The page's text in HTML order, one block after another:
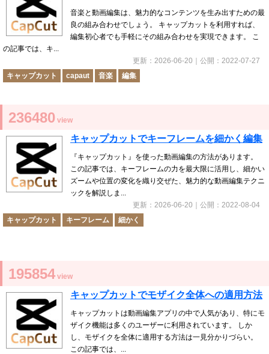
音楽と動画編集は、魅力的なコンテンツを生み出すための最
良の組み合わせでしょう。 キャップカットを利用すれば、
編集初心者でも手軽にその組み合わせを実現できます。 こ
の記事では、キ...
更新： 2026-06-20 ｜公開： 2022-07-27
キャップカット
capaut 音楽 編集
236480 view
キャップカットでキーフレームを細かく編集
『キャップカット』を使った動画編集の方法があります。
この記事では、キーフレームの力を最大限に活用し、細かい
ズームや位置の変化を織り交ぜた、魅力的な動画編集テクニ
ックを解説しま...
更新： 2026-06-20 ｜公開： 2022-08-04
キャップカット
キーフレーム 細かく
195854 view
キャップカットでモザイク全体への適用方法
キャップカットは動画編集アプリの中で人気があり、特にモ
ザイク機能は多くのユーザーに利用されています。 しか
し、モザイクを全体に適用する方法は一見分かりづらい。
この記事では、...